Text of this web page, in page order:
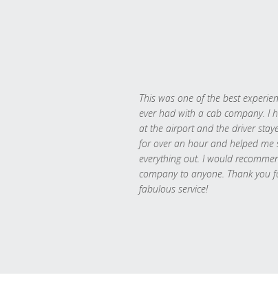
This was one of the best
ever had with a cab company. I
at the airport and the driver
for over an hour and helped me
everything out. I would
company to anyone. Thank you
fabulous service!